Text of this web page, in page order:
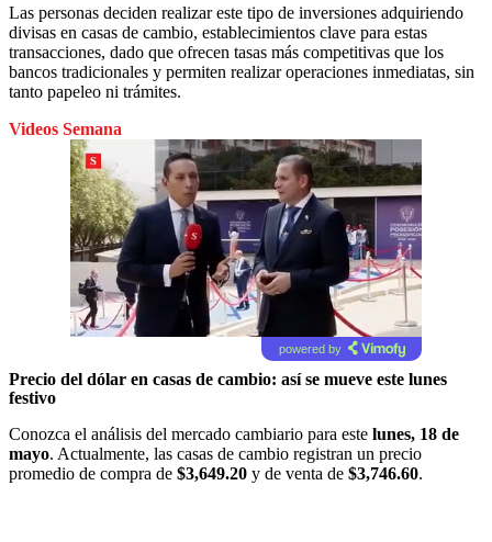
Las personas deciden realizar este tipo de inversiones adquiriendo
divisas en casas de cambio, establecimientos clave para estas
transacciones, dado que ofrecen tasas más competitivas que los
bancos tradicionales y permiten realizar operaciones inmediatas, sin
tanto papeleo ni trámites.
Videos Semana
powered by
Precio del dólar en casas de cambio: así se mueve este lunes
festivo
Conozca el análisis del mercado cambiario para este lunes, 18 de
mayo. Actualmente, las casas de cambio registran un precio
promedio de compra de $3,649.20 y de venta de $3,746.60.